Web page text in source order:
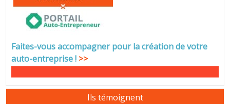
Faites-vous accompagner pour la création de votre
auto-entreprise! >>
Ils témoignent